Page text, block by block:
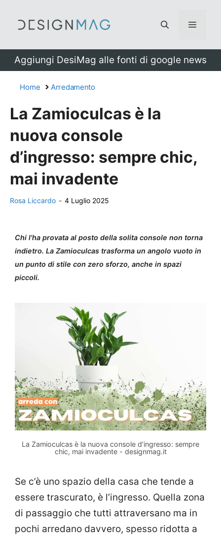
Menu
Aggiungi DesiMag alle fonti di google news
Home Arredamento
La Zamioculcas è la
nuova console
d’ingresso: sempre chic,
mai invadente
Rosa Liccardo - 4 Luglio 2025
Chi l'ha provata al posto della solita console non torna
indietro. La Zamioculcas trasforma un angolo vuoto in
un punto di stile con zero sforzo, anche in spazi
piccoli.
La Zamioculcas è la nuova console d’ingresso: sempre
chic, mai invadente - designmag.it
Se c’è uno spazio della casa che tende a
essere trascurato, è l’ingresso. Quella zona
di passaggio che tutti attraversano ma in
pochi arredano davvero, spesso ridotta a